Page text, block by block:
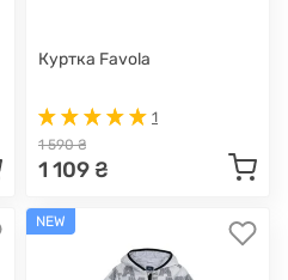
Куртка Favola
1
1 590 ₴
1 109 ₴
NEW